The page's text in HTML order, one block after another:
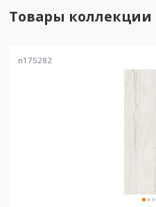
Товары коллекции
n175282